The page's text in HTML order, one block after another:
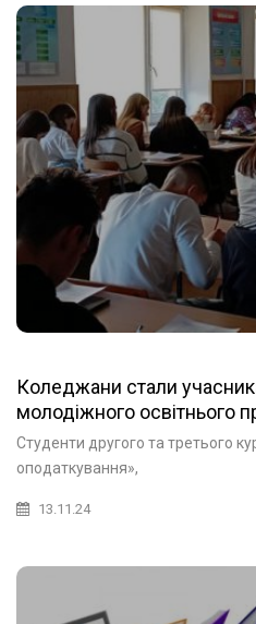
Коледжани стали
молодіжного освітнього
FUTURE» («КРОК У
Студенти другого та третього
оподаткування»,
13.11.24